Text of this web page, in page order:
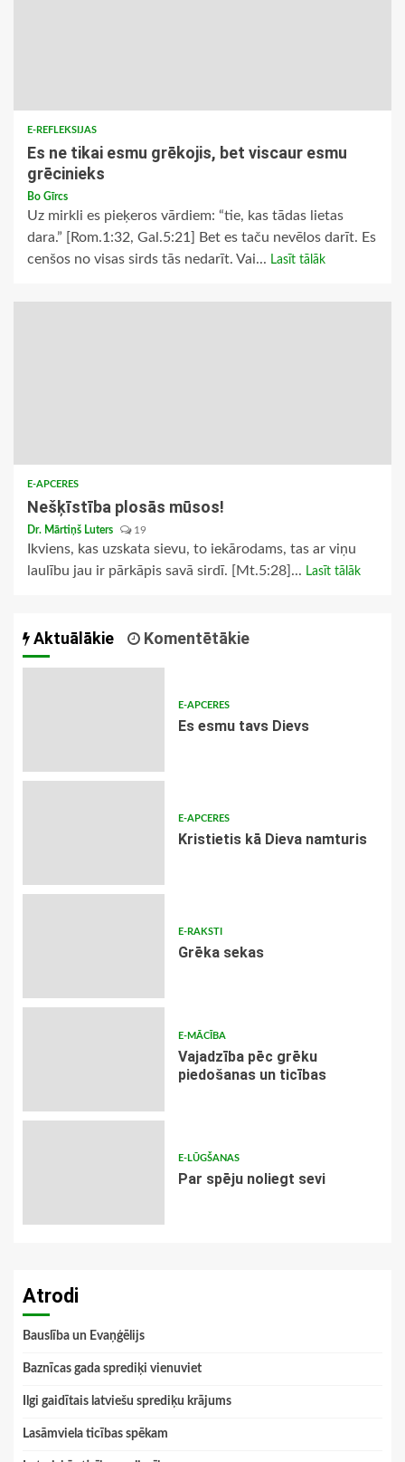
E-REFLEKSIJAS
Es ne tikai esmu grēkojis, bet viscaur esmu
grēcinieks
Bo Gīrcs
Uz mirkli es pieķeros vārdiem: “tie, kas tādas lietas
dara.” [Rom.1:32, Gal.5:21] Bet es taču nevēlos darīt. Es
cenšos no visas sirds tās nedarīt. Vai... Lasīt tālāk
E-APCERES
Nešķīstība plosās mūsos!
Dr. Mārtiņš Luters 19
Ikviens, kas uzskata sievu, to iekārodams, tas ar viņu
laulību jau ir pārkāpis savā sirdī. [Mt.5:28]... Lasīt tālāk
Aktuālākie Komentētākie
E-APCERES
Es esmu tavs Dievs
E-APCERES
Kristietis kā Dieva namturis
E-RAKSTI
Grēka sekas
E-MĀCĪBA
Vajadzība pēc grēku
piedošanas un ticības
E-LŪGŠANAS
Par spēju noliegt sevi
Atrodi
Bauslība un Evaņģēlijs
Baznīcas gada sprediķi vienuviet
Ilgi gaidītais latviešu sprediķu krājums
Lasāmviela ticības spēkam